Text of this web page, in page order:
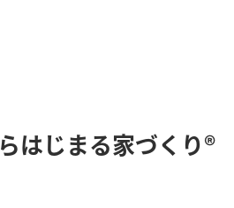
はじまる家づくり®